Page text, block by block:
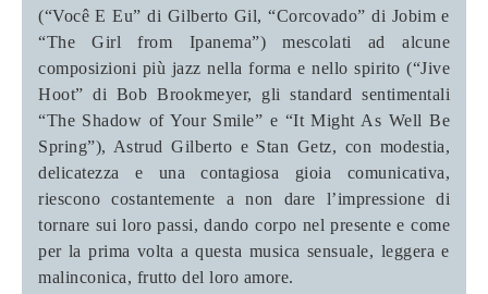
(“Você E Eu” di Gilberto Gil, “Corcovado” di Jobim e
“The Girl from Ipanema”) mescolati ad alcune
composizioni più jazz nella forma e nello spirito (“Jive
Hoot” di Bob Brookmeyer, gli standard sentimentali
“The Shadow of Your Smile” e “It Might As Well Be
Spring”), Astrud Gilberto e Stan Getz, con modestia,
delicatezza e una contagiosa gioia comunicativa,
riescono costantemente a non dare l’impressione di
tornare sui loro passi, dando corpo nel presente e come
per la prima volta a questa musica sensuale, leggera e
malinconica, frutto del loro amore.